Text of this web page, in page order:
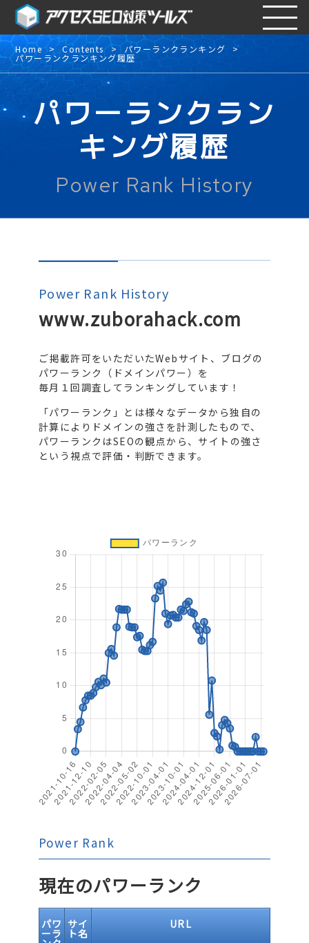
Home Contents パワーランクランキング
パワーランクランキング履歴
パワーランクラン
キング履歴
Power Rank History
Power Rank History
www.zuborahack.com
ご掲載許可をいただいたWebサイト、ブログの
パワーランク（ドメインパワー）を
毎月１回調査してランキングしています！
「パワーランク」とは様々なデータから独自の
計算によりドメインの強さを計測したもので、
パワーランクはSEOの観点から、サイトの強さ
という視点で評価・判断できます。
Power Rank
現在のパワーランク
パワ
ーラ
サイ
ト名
URL